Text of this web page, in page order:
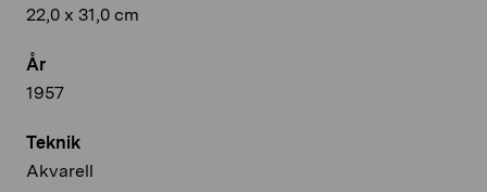
22,0 x 31,0 cm
År
1957
Teknik
Akvarell